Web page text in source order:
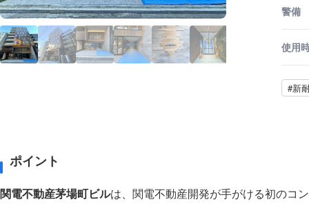
警備
使用
#新
ポイント
関電不動産茅場町ビルは、関電不動産開発が手がける初のコ